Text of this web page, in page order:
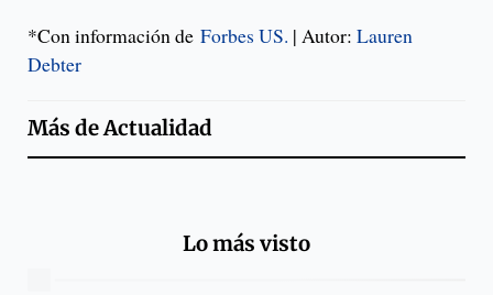
*Con información de Forbes US. | Autor: Lauren
Debter
Más deActualidad
Lo más visto